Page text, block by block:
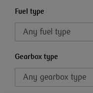
Fuel type
Gearbox type